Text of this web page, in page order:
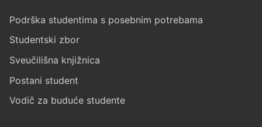
Podrška studentima s posebnim potrebama
Studentski zbor
Sveučilišna knjižnica
Postani student
Vodič za buduće studente